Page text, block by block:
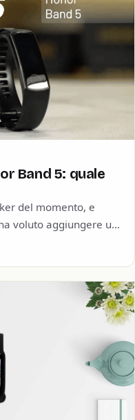
Band 5: quale
del momento, e
voluto aggiungere un